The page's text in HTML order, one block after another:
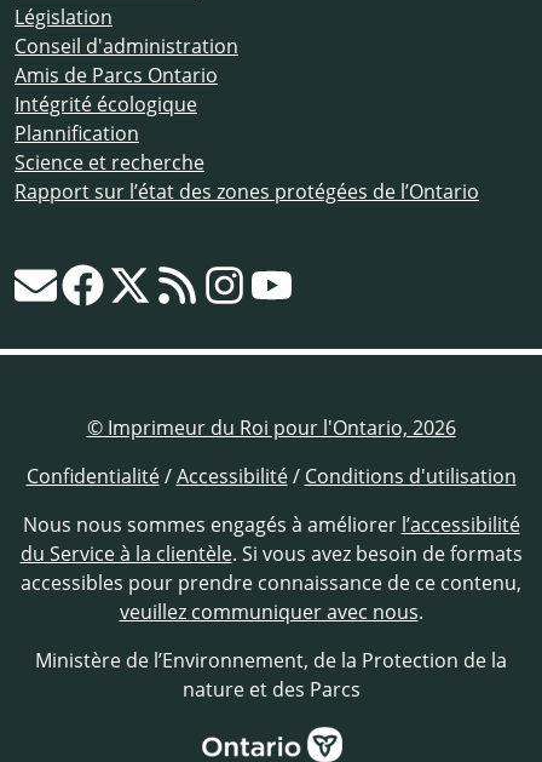
Législation
Conseil d'administration
Amis de Parcs Ontario
Intégrité écologique
Plannification
Science et recherche
Rapport sur l’état des zones protégées de l’Ontario
© Imprimeur du Roi pour l'Ontario, 2026
Confidentialité/Accessibilité/ Conditions d'utilisation
Nous nous sommes engagés à améliorer l’accessibilité
du Service à la clientèle. Si vous avez besoin de formats
accessibles pour prendre connaissance de ce contenu,
veuillez communiquer avec nous.
Ministère de l’Environnement, de la Protection de la
nature et des Parcs